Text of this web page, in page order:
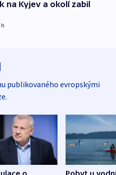
na Kyjev a okolí zabil
h
publikovaného evropskými